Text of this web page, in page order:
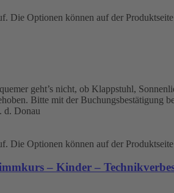
Die Optionen können auf der
geht’s nicht, ob Klappstuhl,
Bitte mit der
d. Donau
Die Optionen können auf der
– Kinder –